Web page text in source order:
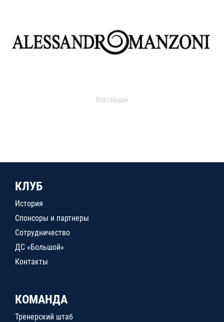
Поставщик
КЛУБ
История
Спонсоры и партнеры
Сотрудничество
ДС «Большой»
Контакты
КОМАНДА
Тренерский штаб